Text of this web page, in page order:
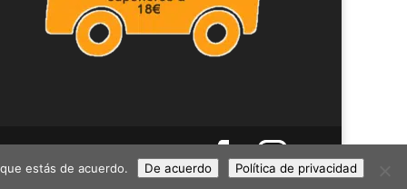
estás de acuerdo. De acuerdo Política de privacidad